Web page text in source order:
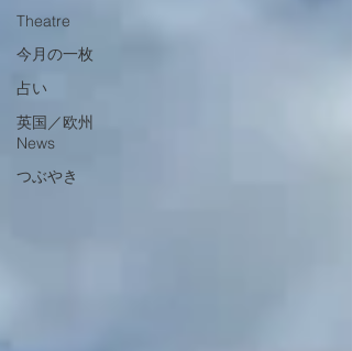
Theatre
今月の一枚
占い
英国／欧州
News
つぶやき